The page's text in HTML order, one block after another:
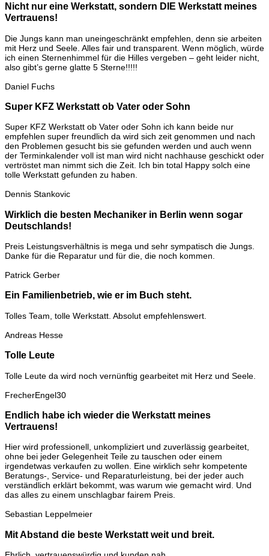
Nicht nur eine Werkstatt, sondern DIE Werkstatt meines
Vertrauens!
Die Jungs kann man uneingeschränkt empfehlen, denn sie arbeiten
mit Herz und Seele. Alles fair und transparent. Wenn möglich, würde
ich einen Sternenhimmel für die Hilles vergeben – geht leider nicht,
also gibt’s gerne glatte 5 Sterne!!!!!
Daniel Fuchs
Super KFZ Werkstatt ob Vater oder Sohn
Super KFZ Werkstatt ob Vater oder Sohn ich kann beide nur
empfehlen super freundlich da wird sich zeit genommen und nach
den Problemen gesucht bis sie gefunden werden und auch wenn
der Terminkalender voll ist man wird nicht nachhause geschickt oder
vertröstet man nimmt sich die Zeit. Ich bin total Happy solch eine
tolle Werkstatt gefunden zu haben.
Dennis Stankovic
Wirklich die besten Mechaniker in Berlin wenn sogar
Deutschlands!
Preis Leistungsverhältnis is mega und sehr sympatisch die Jungs.
Danke für die Reparatur und für die, die noch kommen.
Patrick Gerber
Ein Familienbetrieb, wie er im Buch steht.
Tolles Team, tolle Werkstatt. Absolut empfehlenswert.
Andreas Hesse
Tolle Leute
Tolle Leute da wird noch vernünftig gearbeitet mit Herz und Seele.
FrecherEngel30
Endlich habe ich wieder die Werkstatt meines
Vertrauens!
Hier wird professionell, unkompliziert und zuverlässig gearbeitet,
ohne bei jeder Gelegenheit Teile zu tauschen oder einem
irgendetwas verkaufen zu wollen. Eine wirklich sehr kompetente
Beratungs-, Service- und Reparaturleistung, bei der jeder auch
verständlich erklärt bekommt, was warum wie gemacht wird. Und
das alles zu einem unschlagbar fairem Preis.
Sebastian Leppelmeier
Mit Abstand die beste Werkstatt weit und breit.